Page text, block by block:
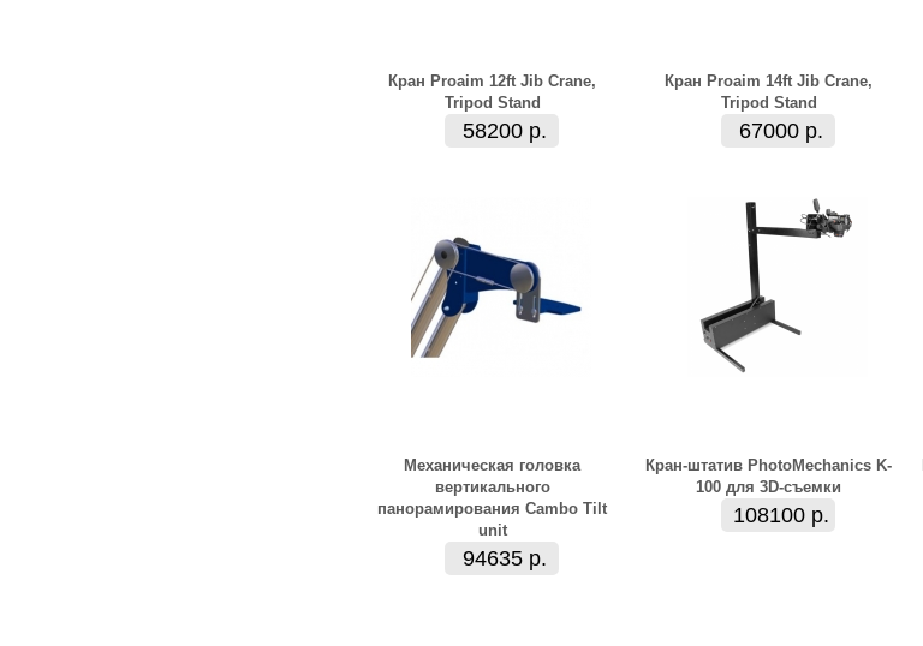
Кран Proaim 12ft Jib Crane,
Tripod Stand
58200 р.
Кран Proaim 14ft Jib Crane,
Tripod Stand
67000 р.
Механическая головка
вертикального
панорамирования Cambo Tilt
unit
94635 р.
Кран-штатив PhotoMechanics K-
100 для 3D-съемки
108100 р.